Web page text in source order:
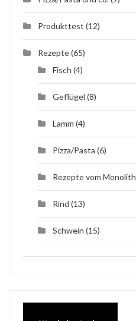
Produkttest (12)
Rezepte(65)
Fisch (4)
Geflügel (8)
Lamm (4)
Pizza/Pasta (6)
Rezepte vom Monolith
Rind (13)
Schwein (15)